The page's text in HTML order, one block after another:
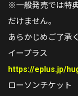
※一般発売では特
だけません。
あらかじめご了承
イープラス
https://eplus.jp/
ローソンチケット